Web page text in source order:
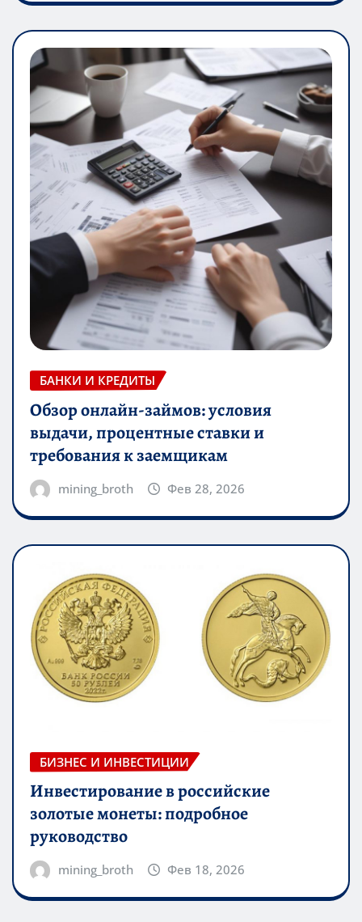
БАНКИ И КРЕДИТЫ
Обзор онлайн-займов: условия
выдачи, процентные ставки и
требования к заемщикам
mining_broth Фев 28, 2026
БИЗНЕС И ИНВЕСТИЦИИ
Инвестирование в российские
золотые монеты: подробное
руководство
mining_broth Фев 18, 2026